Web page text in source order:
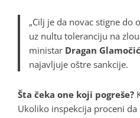
„Cilj je da novac stigne do
uz nultu toleranciju na
ministar Dragan Glamočić
najavljuje oštre sankcije.
Šta čeka one koji pogreše?
Ukoliko inspekcija proceni da